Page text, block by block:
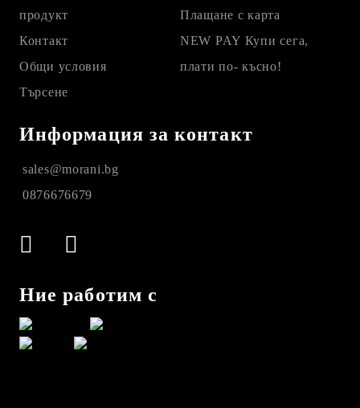
продукт
Контакт
Общи условия
Търсене
Плащане с карта
NEW PAY Купи сега,
плати по- късно!
Информация за контакт
sales@morani.bg
0876676679
Ние работим с